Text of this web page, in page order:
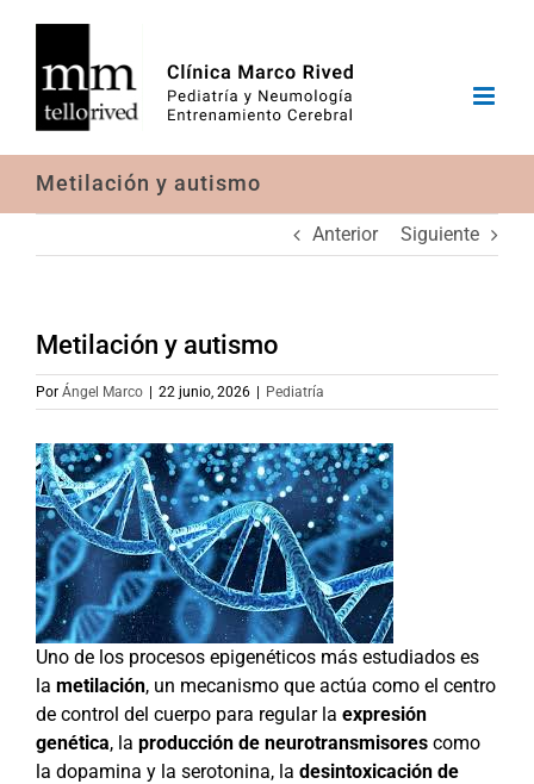
contenido
Metilación y autismo
Anterior Siguiente
Metilación y autismo
Por Ángel Marco 22 junio, 2026 Pediatría
Uno de los procesos epigenéticos más estudiados es
la metilación, un mecanismo que actúa como el centro
de control del cuerpo para regular la expresión
genética, la producción de neurotransmisorescomo
la dopamina y la serotonina, la desintoxicación de